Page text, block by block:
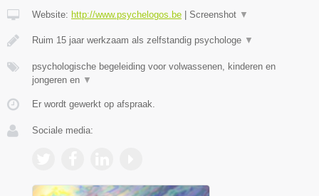
Website: http://www.psychelogos.be Screenshot ▼
Ruim 15 jaar werkzaam als zelfstandig psychologe ▼
psychologische begeleiding voor volwassenen, kinderen en
jongeren en ▼
Er wordt gewerkt op afspraak.
Sociale media: